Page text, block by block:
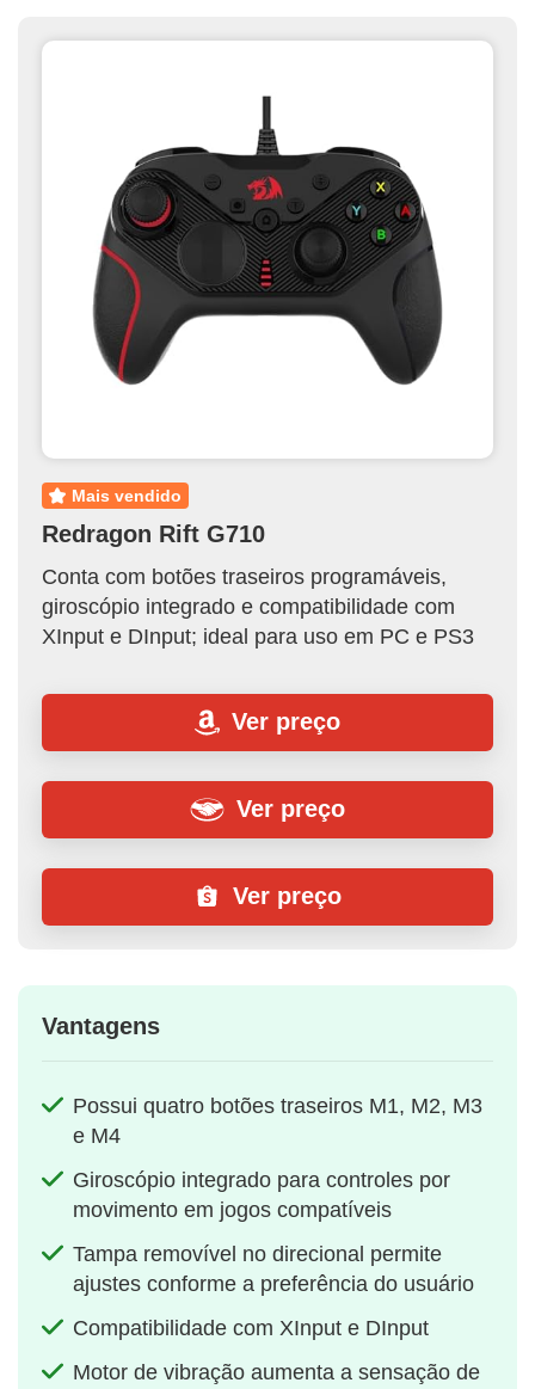
mais vendido
Redragon Rift G710
Conta com botões traseiros programáveis,
giroscópio integrado e compatibilidade com
XInput e DInput; ideal para uso em PC e PS3
Ver preço
Ver preço
Ver preço
Vantagens
Possui quatro botões traseiros M1, M2, M3
e M4
Giroscópio integrado para controles por
movimento em jogos compatíveis
Tampa removível no direcional permite
ajustes conforme a preferência do usuário
Compatibilidade com XInput e DInput
Motor de vibração aumenta a sensação de